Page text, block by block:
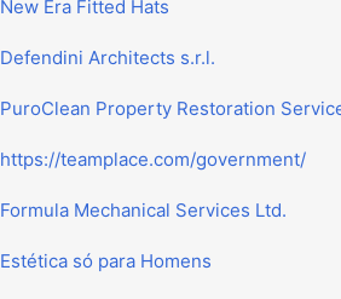
New Era Fitted Hats
Defendini Architects s.r.l.
PuroClean Property Restoration
https://teamplace.com/government/
Formula Mechanical Services Ltd.
Estética só para Homens